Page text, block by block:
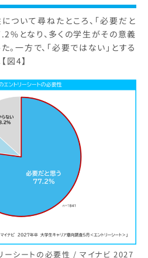
ついて尋ねたところ、「必要だと
となり、多くの学生がその意義
一方で、「必要ではない」とする
図4】
ーシートの必要性 / マイナビ 2027